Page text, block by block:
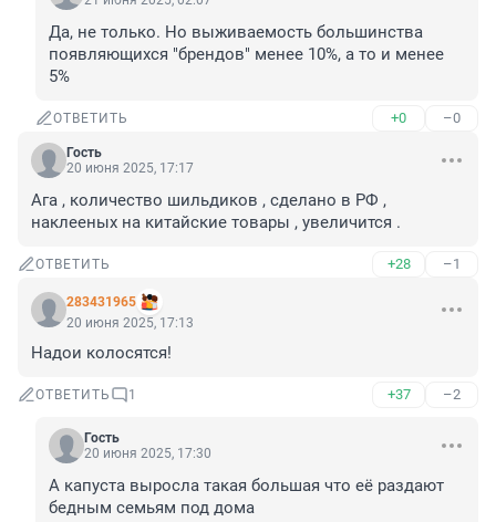
Да, не только. Но выживаемость большинства
появляющихся "брендов" менее 10%, а то и менее
5%
ОТВЕТИТЬ +0 –0
Гость
20 июня 2025, 17:17
Ага , количество шильдиков , сделано в РФ ,
наклееных на китайские товары , увеличится .
ОТВЕТИТЬ +28 –1
283431965
20 июня 2025, 17:13
Надои колосятся!
ОТВЕТИТЬ 1 +37 –2
Гость
20 июня 2025, 17:30
А капуста выросла такая большая что её раздают
бедным семьям под дома